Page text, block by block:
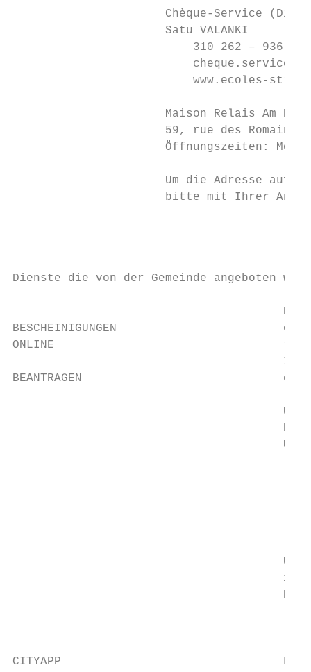
Chèque-Service
                      Satu VALANKI
                          310 262 – 936
www.ecoles-
Maison Relais Am
                      59, rue des Romains
Öffnungszeiten: Mo
Um die Adresse auf
bitte mit Ihrer
Dienste die von der Gemeinde
BESCHEINIGUNGEN                        oder
ONLINE                                 tion de
BEANTRAGEN
Um
CITYAPP